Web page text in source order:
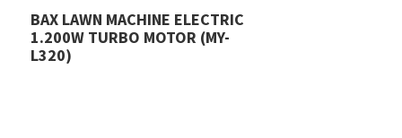
BAX LAWN MACHINE ELECTRIC
1.200W TURBO MOTOR (MY-
L320)